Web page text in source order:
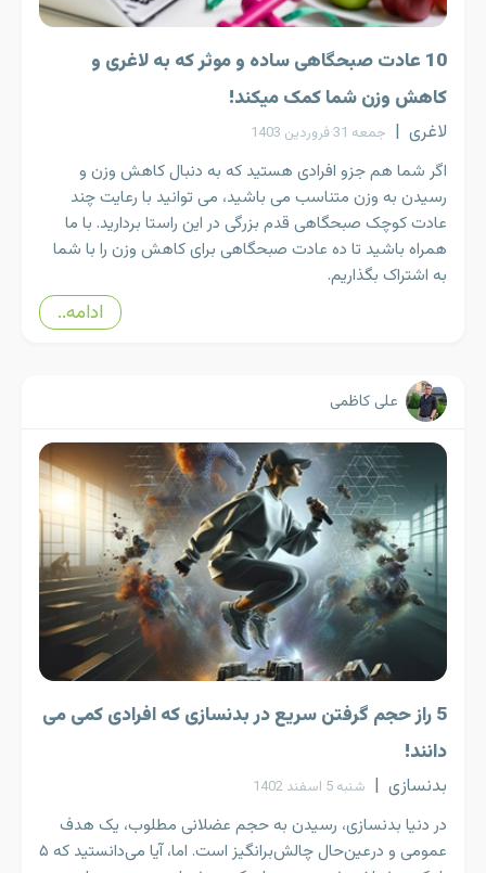
10 عادت صبحگاهی ساده و موثر که به لاغری و
کاهش وزن شما کمک میکند!
لاغری | جمعه 31 فروردین 1403
اگر شما هم جزو افرادی هستید که به دنبال کاهش وزن و
رسیدن به وزن متناسب می باشید، می توانید با رعایت چند
عادت کوچک صبحگاهی قدم بزرگی در این راستا بردارید. با ما
همراه باشید تا ده عادت صبحگاهی برای کاهش وزن را با شما
به اشتراک بگذاریم.
ادامه..
علی کاظمی
5 راز حجم گرفتن سریع در بدنسازی که افرادی کمی می
دانند!
بدنسازی | شنبه 5 اسفند 1402
در دنیا بدنسازی، رسیدن به حجم عضلانی مطلوب، یک هدف
عمومی و در‌عین‌حال چالش‌برانگیز است. اما، آیا می‌دانستید که ۵